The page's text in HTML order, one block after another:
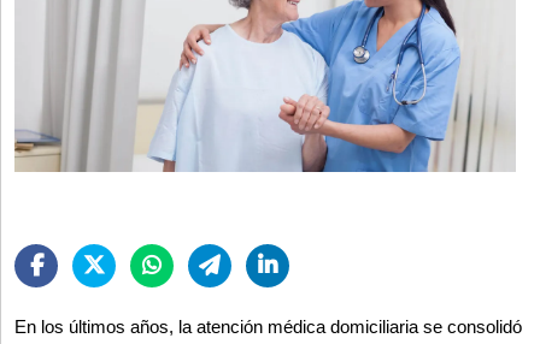
»
Gestión
Sociedad
En los últimos años, la atención médica domiciliaria se consolidó